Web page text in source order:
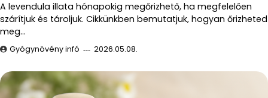
A levendula illata hónapokig megőrizhető, ha megfelelően
szárítjuk és tároljuk. Cikkünkben bemutatjuk, hogyan őrizheted
meg…
Gyógynövény infó 2026.05.08.